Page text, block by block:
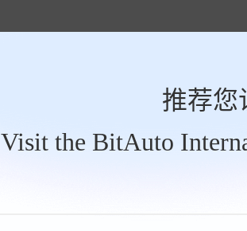
推荐您
Visit the BitAuto